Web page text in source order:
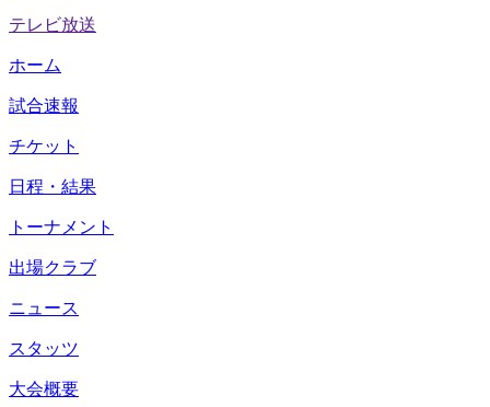
テレビ放送
ホーム
試合速報
チケット
日程・結果
トーナメント
出場クラブ
ニュース
スタッツ
大会概要